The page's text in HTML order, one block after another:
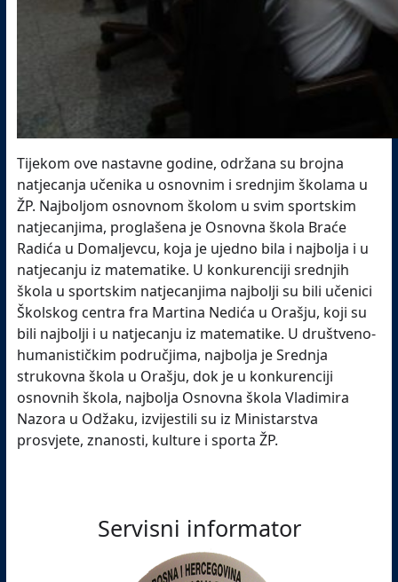
Tijekom ove nastavne godine, održana su brojna
natjecanja učenika u osnovnim i srednjim školama u
ŽP. Najboljom osnovnom školom u svim sportskim
natjecanjima, proglašena je Osnovna škola Braće
Radića u Domaljevcu, koja je ujedno bila i najbolja i u
natjecanju iz matematike. U konkurenciji srednjih
škola u sportskim natjecanjima najbolji su bili učenici
Školskog centra fra Martina Nedića u Orašju, koji su
bili najbolji i u natjecanju iz matematike. U društveno-
humanističkim područjima, najbolja je Srednja
strukovna škola u Orašju, dok je u konkurenciji
osnovnih škola, najbolja Osnovna škola Vladimira
Nazora u Odžaku, izvijestili su iz Ministarstva
prosvjete, znanosti, kulture i sporta ŽP.
Servisni informator